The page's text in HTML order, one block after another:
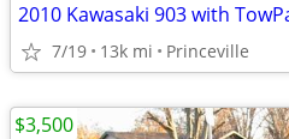
2010 Kawasaki 903 with
7/19 13k mi Princeville
$3,500